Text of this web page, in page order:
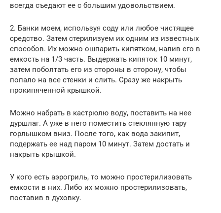
всегда съедают ее с большим удовольствием.
2. Банки моем, используя соду или любое чистящее
средство. Затем стерилизуем их одним из известных
способов. Их можно ошпарить кипятком, налив его в
емкость на 1/3 часть. Выдержать кипяток 10 минут,
затем поболтать его из стороны в сторону, чтобы
попало на все стенки и слить. Сразу же накрыть
прокипяченной крышкой.
Можно набрать в кастрюлю воду, поставить на нее
дуршлаг. А уже в него поместить стеклянную тару
горлышком вниз. После того, как вода закипит,
подержать ее над паром 10 минут. Затем достать и
накрыть крышкой.
У кого есть аэрогриль, то можно простерилизовать
емкости в них. Либо их можно простерилизовать,
поставив в духовку.